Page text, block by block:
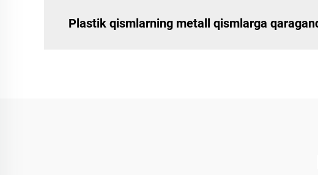
Plastik qismlarning metall qismlarga